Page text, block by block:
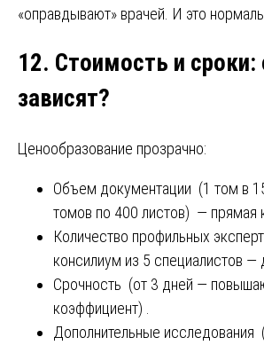
«оправдывают» врачей. И это
12. Стоимость и сроки:
зависят?
Ценообразование прозрачно:
Объем документации (1 том в
томов по 400 листов) — прямая
Количество профильных
консилиум из 5 специалистов —
Срочность (от 3 дней —
коэффициент) .
Дополнительные исследования